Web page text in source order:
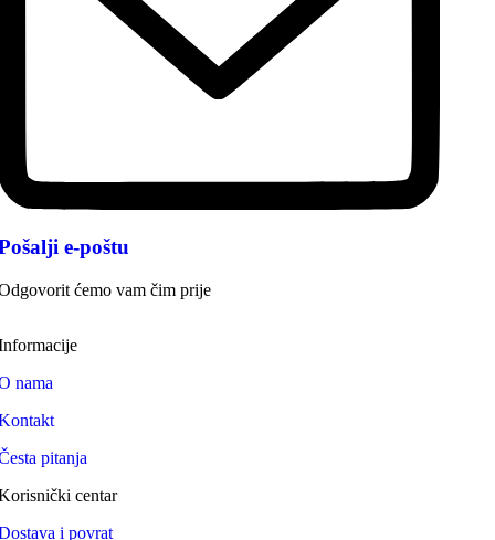
e-poštu
ćemo vam čim prije
nama
pitanja
centar
i povrat